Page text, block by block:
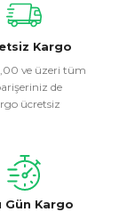
formunu
Kargo
ve üzeri tüm
de
ücretsiz
Gün Kargo